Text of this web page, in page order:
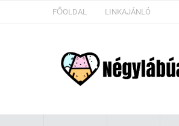
FŐOLDAL LINKAJÁNLÓ